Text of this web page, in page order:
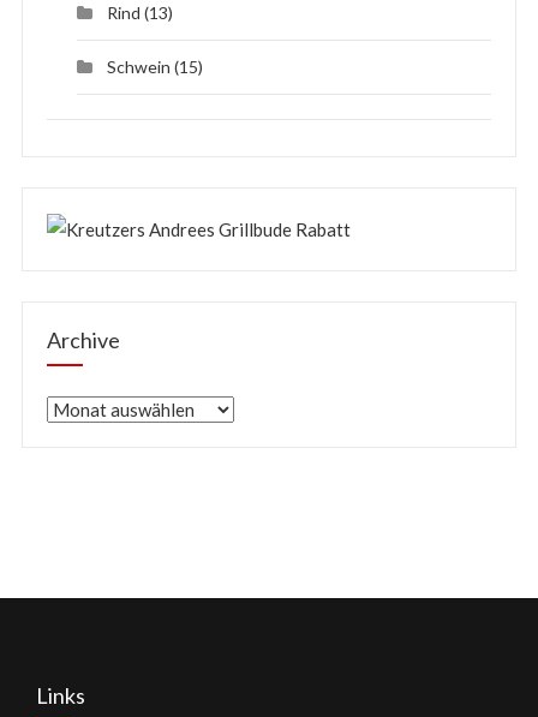
Rind (13)
Schwein (15)
Archive
Archive
Links